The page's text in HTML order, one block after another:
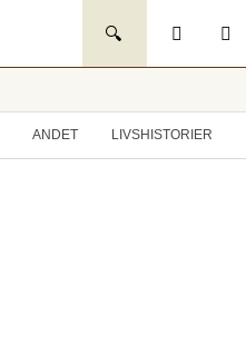
ANDET LIVSHISTORIER